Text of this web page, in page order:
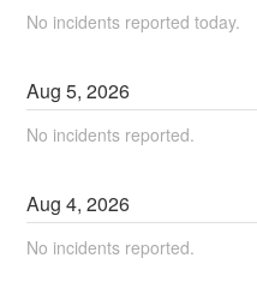
No incidents reported today.
Aug5,2026
No incidents reported.
Aug4,2026
No incidents reported.